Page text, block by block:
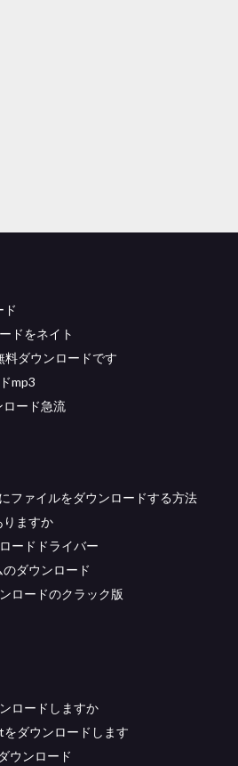
ド
ドをネイト
ダウンロードです
mp3
ード急流
ファイルをダウンロードする方法
りますか
ードドライバー
ダウンロード
ロードのクラック版
ロードしますか
ダウンロードします
ウンロード